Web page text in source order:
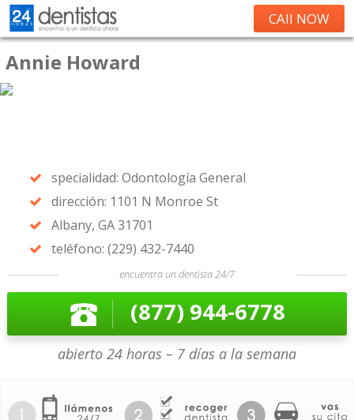
CAll NOW
Annie Howard
specialidad: Odontología General
dirección: 1101 N Monroe St
Albany, GA 31701
teléfono: (229) 432-7440
encuentra un dentista 24/7
(877) 944-6778
abierto 24 horas – 7 días a la semana